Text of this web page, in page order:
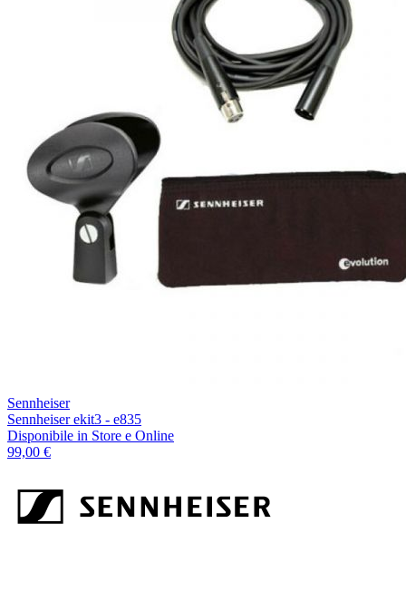
Sennheiser
Sennheiser ekit3 - e835
Disponibile in Store e Online
99,00 €